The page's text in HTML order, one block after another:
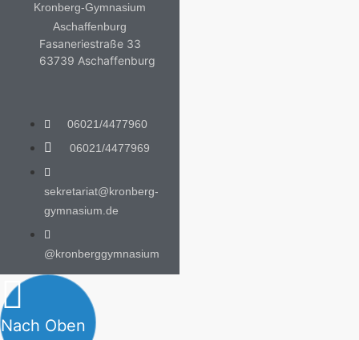
Kronberg-Gymnasium
Aschaffenburg
Fasaneriestraße 33
63739 Aschaffenburg
06021/4477960
06021/4477969
sekretariat@kronberg-
gymnasium.de
@kronberggymnasium
Nach Oben